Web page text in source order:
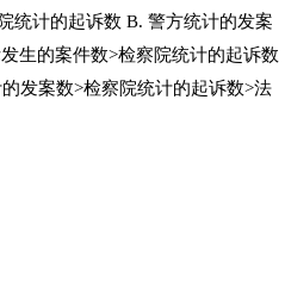
计的起诉数 B. 警方统计的发案
生的案件数>检察院统计的起诉数
发案数>检察院统计的起诉数>法